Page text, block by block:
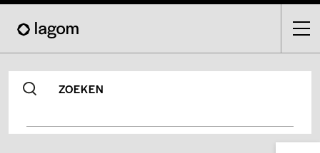
Skip
main
ZOEKEN